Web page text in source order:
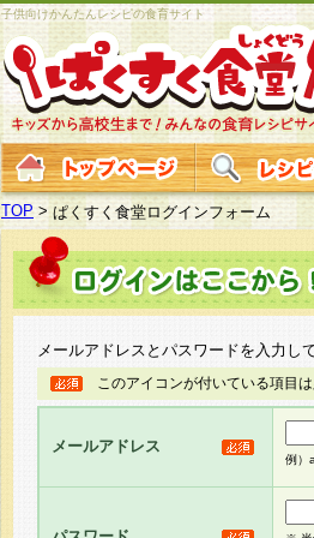
子供向けかんたんレシピの食育サイト
TOP >ぱくすく食堂ログインフォーム
メールアドレスとパスワードを入力し
このアイコンが付いている項目
メールアドレス
例）